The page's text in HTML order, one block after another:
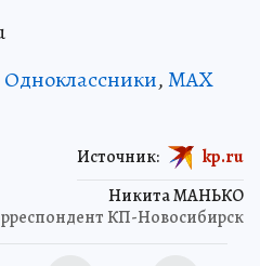
Одноклассники,MAX
Никита МАНЬКО
КП-Новосибирск
Источник: kp.ru